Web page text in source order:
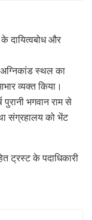
के दायित्वबोध और
अग्निकांड स्थल का
व्यक्त किया।
भगवान राम से
संग्रहालय को भेंट
ट्रस्ट के पदाधिकारी